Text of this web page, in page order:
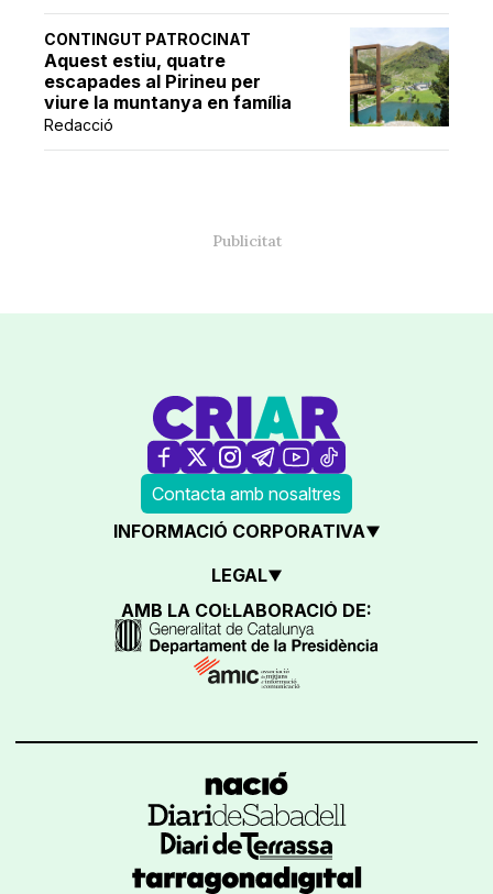
CONTINGUT PATROCINAT
Aquest estiu, quatre
escapades al Pirineu per
viure la muntanya en família
Redacció
Contacta amb nosaltres
INFORMACIÓ CORPORATIVA
LEGAL
AMB LA COL·LABORACIÓ DE: